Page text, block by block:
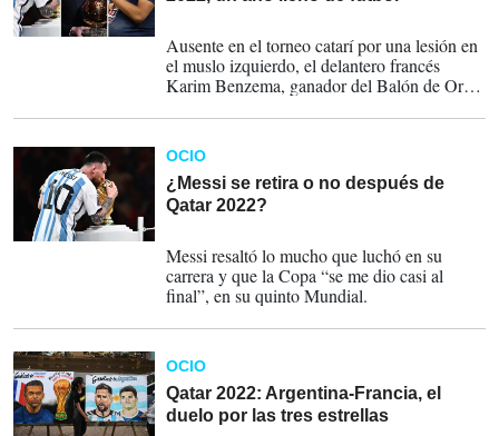
Ausente en el torneo catarí por una lesión en
el muslo izquierdo, el delantero francés
Karim Benzema, ganador del Balón de Oro
Madrid se reservó asimismo por méritos
propios un lugar privilegiado en el cuadro de
honor del año.
OCIO
¿Messi se retira o no después de
Qatar 2022?
Messi resaltó lo mucho que luchó en su
carrera y que la Copa “se me dio casi al
final”, en su quinto Mundial.
OCIO
Qatar 2022: Argentina-Francia, el
duelo por las tres estrellas